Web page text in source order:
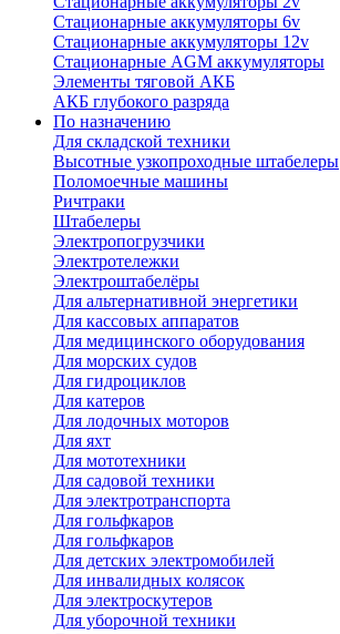
Стационарные аккумуляторы 6v
Стационарные аккумуляторы 12v
Стационарные AGM аккумуляторы
Элементы тяговой АКБ
АКБ глубокого разряда
По назначению
Для складской техники
Высотные узкопроходные штабелеры
Поломоечные машины
Ричтраки
Штабелеры
Электропогрузчики
Электротележки
Электроштабелёры
Для альтернативной энергетики
Для кассовых аппаратов
Для медицинского оборудования
Для морских судов
Для гидроциклов
Для катеров
Для лодочных моторов
Для яхт
Для мототехники
Для садовой техники
Для электротранспорта
Для гольфкаров
Для гольфкаров
Для детских электромобилей
Для инвалидных колясок
Для электроскутеров
Для уборочной техники